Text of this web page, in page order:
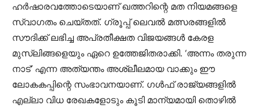
ഹർഷാരവത്തോടെയാണ് ഖത്തറിന്റെ മത നിയമങ്ങളെ
സ്വാഗതം ചെയ്തത്. ഗ്രൂപ്പ് ലെവൽ മത്സരങ്ങളിൽ
സൗദിക്ക് ലഭിച്ച അപ്രതീക്ഷത വിജയങ്ങൾ കേരള
മുസ്ലിങ്ങളെയും ഏറെ ഉത്തേജിതരാക്കി. ‘അന്നം തരുന്ന
നാട്’ എന്ന അത്യന്തം അശ്ലീലമായ വാക്കും ഈ
ലോകകപ്പിന്റെ സംഭാവനയാണ്. ഗൾഫ് രാജ്യങ്ങളിൽ
എല്ലാ വിധ രേഖകളോടും കൂടി മാന്യമായി തൊഴിൽ